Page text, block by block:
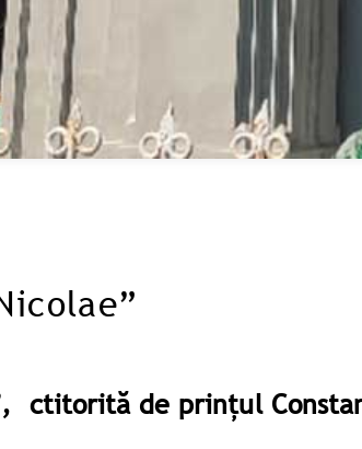
ctitorită de prințul